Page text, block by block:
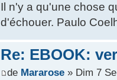
Il n'y a qu'une chose
d'échouer. Paulo
Re: EBOOK:
de Mararose» Dim 7